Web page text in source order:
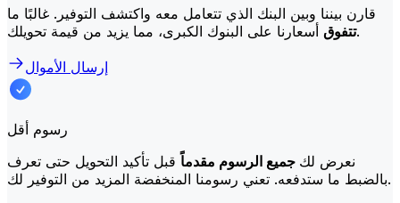
قارن بيننا وبين البنك الذي تتعامل معه واكتشف التوفير. غالبًا ما
تتفوقأسعارنا على البنوك الكبرى، مما يزيد من قيمة تحويلك.
إرسال الأموال
رسوم أقل
نعرض لك جميع الرسوم مقدماًقبل تأكيد التحويل حتى تعرف
بالضبط ما ستدفعه. تعني رسومنا المنخفضة المزيد من التوفير لك.